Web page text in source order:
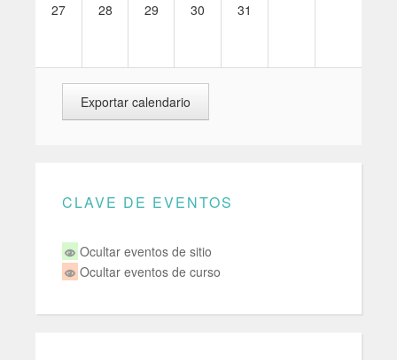
27 28 29 30 31
CLAVE DE EVENTOS
Ocultar eventos de sitio
Ocultar eventos de curso